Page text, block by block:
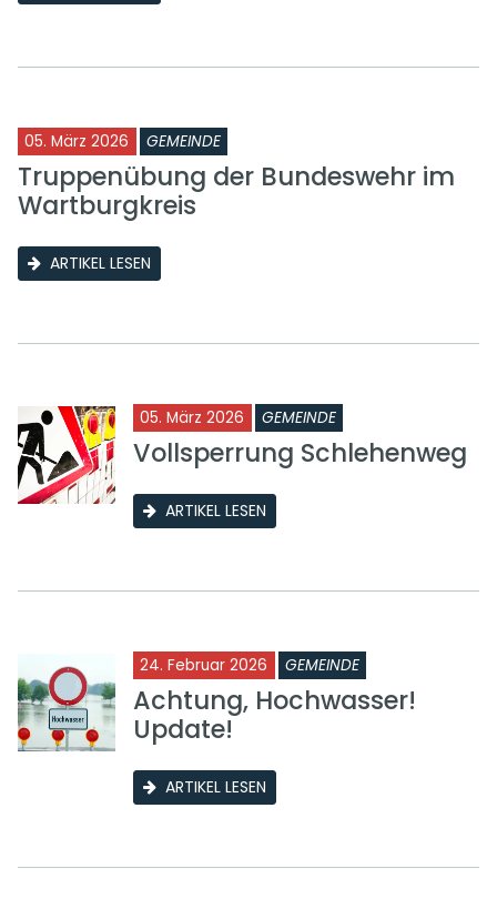
05. März 2026 GEMEINDE
Truppenübung der Bundeswehr im
Wartburgkreis
ARTIKEL LESEN
05. März 2026 GEMEINDE
Vollsperrung Schlehenweg
ARTIKEL LESEN
24. Februar 2026 GEMEINDE
Achtung, Hochwasser!
Update!
ARTIKEL LESEN